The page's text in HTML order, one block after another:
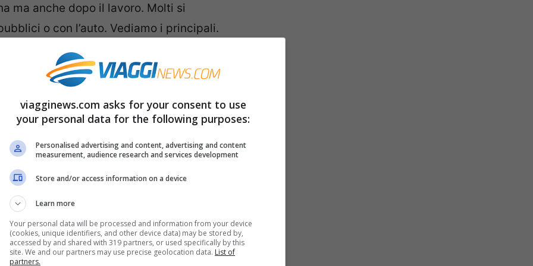
ma anche dopo il lavoro. Molti si
o con l’auto. Vediamo i principali.
5000 ettari con torrenti e valli
dove il
estate. Si può passeggiare tra i boschi,
la scenografia da cartolina. In zona si
che sono molto particolari e offrono delle
pesci come trota e vairone. Con l’auto
si può raggiungere anche in treno,
il bus per Belvedere.
viagginews.com asks for your consent to use
your personal data for the following purposes:
Personalised advertising and content, advertising and content
measurement, audience research and services development
Store and/or access information on a device
Learn more
Your personal data will be processed and information from your device
(cookies, unique identifiers, and other device data) may be stored by,
accessed by and shared with 319 partners, or used specifically by this
site. We and our partners may use precise geolocation data. List of
partners.